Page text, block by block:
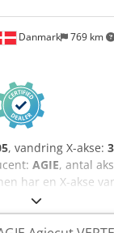
Danmark 769 km
, vandring X-akse:
AGIE, antal
har en X-akse
AGIE VISION 4
50